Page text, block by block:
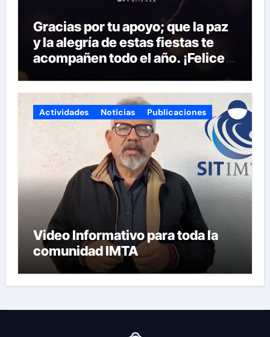
Gracias por tu apoyo; que la paz
y la alegría de estas fiestas te
acompañen todo el año. ¡Felices
Actividades Noticias Publicaciones
Video Informativo para toda la
comunidad IMTA